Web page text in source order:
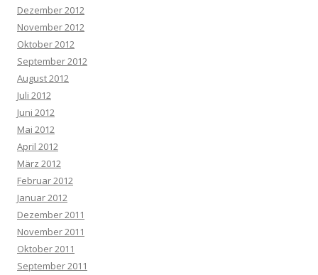
Dezember 2012
November 2012
Oktober 2012
September 2012
August 2012
Juli 2012
Juni 2012
Mai 2012
April 2012
März 2012
Februar 2012
Januar 2012
Dezember 2011
November 2011
Oktober 2011
September 2011